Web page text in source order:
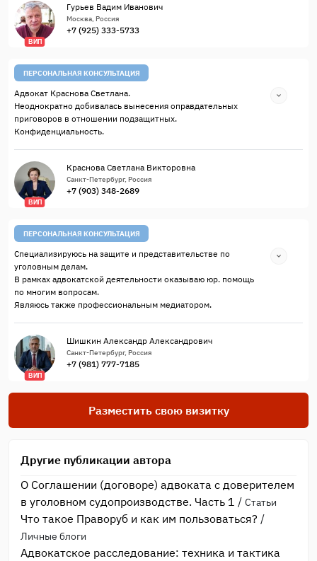
ВИП
Гурьев Вадим Иванович
Москва, Россия
+7 (925) 333-5733
ПЕРСОНАЛЬНАЯ КОНСУЛЬТАЦИЯ
Адвокат Краснова Светлана.
Неоднократно добивалась вынесения оправдательных
приговоров в отношении подзащитных.
Конфиденциальность.
ВИП
Краснова Светлана Викторовна
Санкт-Петербург, Россия
+7 (903) 348-2689
ПЕРСОНАЛЬНАЯ КОНСУЛЬТАЦИЯ
Специализируюсь на защите и представительстве по
уголовным делам.
В рамках адвокатской деятельности оказываю юр. помощь
по многим вопросам.
Являюсь также профессиональным медиатором.
ВИП
Шишкин Александр Александрович
Санкт-Петербург, Россия
+7 (981) 777-7185
Разместить свою визитку
Другие публикации автора
О Соглашении (договоре) адвоката с доверителем
в уголовном судопроизводстве. Часть 1 / Статьи
Что такое Праворуб и как им пользоваться? /
Личные блоги
Адвокатское расследование: техника и тактика